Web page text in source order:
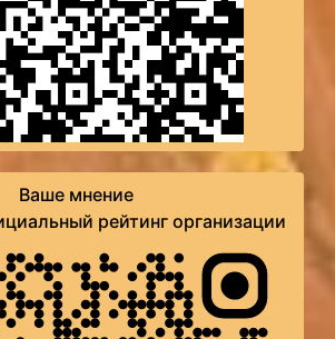
Ваше мнение
рейтинг организации